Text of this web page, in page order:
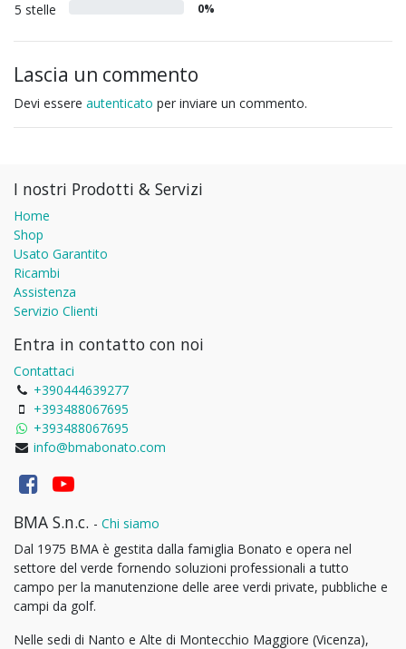
5 stelle 0%
Lascia un commento
Devi essere autenticato per inviare un commento.
I nostri Prodotti & Servizi
Home
Shop
Usato Garantito
Ricambi
Assistenza
Servizio Clienti
Entra in contatto con noi
Contattaci
+390444639277
+393488067695
+393488067695
info@bmabonato.com
BMA S.n.c. - Chi siamo
Dal 1975 BMA è gestita dalla famiglia Bonato e opera nel
settore del verde fornendo soluzioni professionali a tutto
campo per la manutenzione delle aree verdi private, pubbliche e
campi da golf.
Nelle sedi di Nanto e Alte di Montecchio Maggiore (Vicenza),